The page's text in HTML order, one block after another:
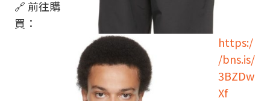
🔗 前往購
買：
https:/
/bns.is/
3BZDw
Xf